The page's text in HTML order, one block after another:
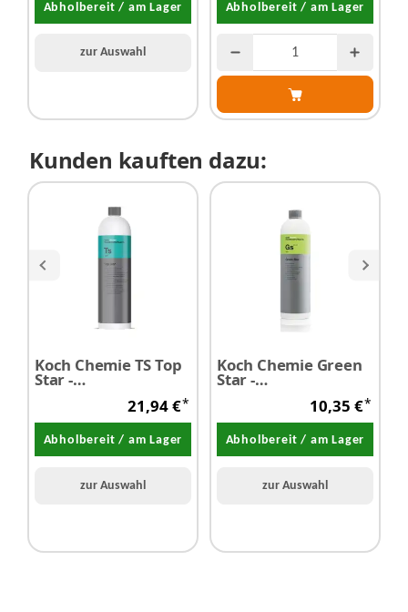
Abholbereit / am Lager
zur Auswahl
Abholbereit / am Lager
Kunden kauften dazu:
Koch Chemie TS Top
Star -
seidenmatt 1,0 Liter
21,94 €*
Abholbereit / am Lager
zur Auswahl
Koch Chemie Green
Star -
10,35 €*
Abholbereit / am Lager
zur Auswahl